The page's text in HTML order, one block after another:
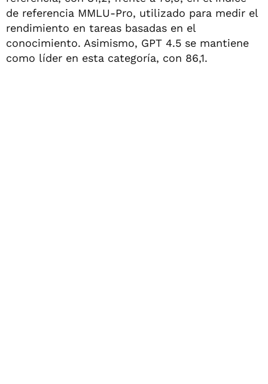
de referencia MMLU-Pro, utilizado para medir el
rendimiento en tareas basadas en el
conocimiento. Asimismo, GPT 4.5 se mantiene
como líder en esta categoría, con 86,1.